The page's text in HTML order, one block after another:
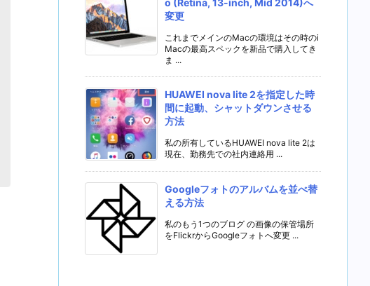
o (Retina, 13-inch, Mid 2014)へ
変更
これまでメインのMacの環境はその時のi
Macの最高スペックを新品で購入してき
ま ...
HUAWEI nova lite 2を指定した時
間に起動、シャットダウンさせる
方法
私の所有しているHUAWEI nova lite 2は
現在、勤務先での社内連絡用 ...
Googleフォトのアルバムを並べ替
える方法
私のもう1つのブログ の画像の保管場所
をFlickrからGoogleフォトへ変更 ...